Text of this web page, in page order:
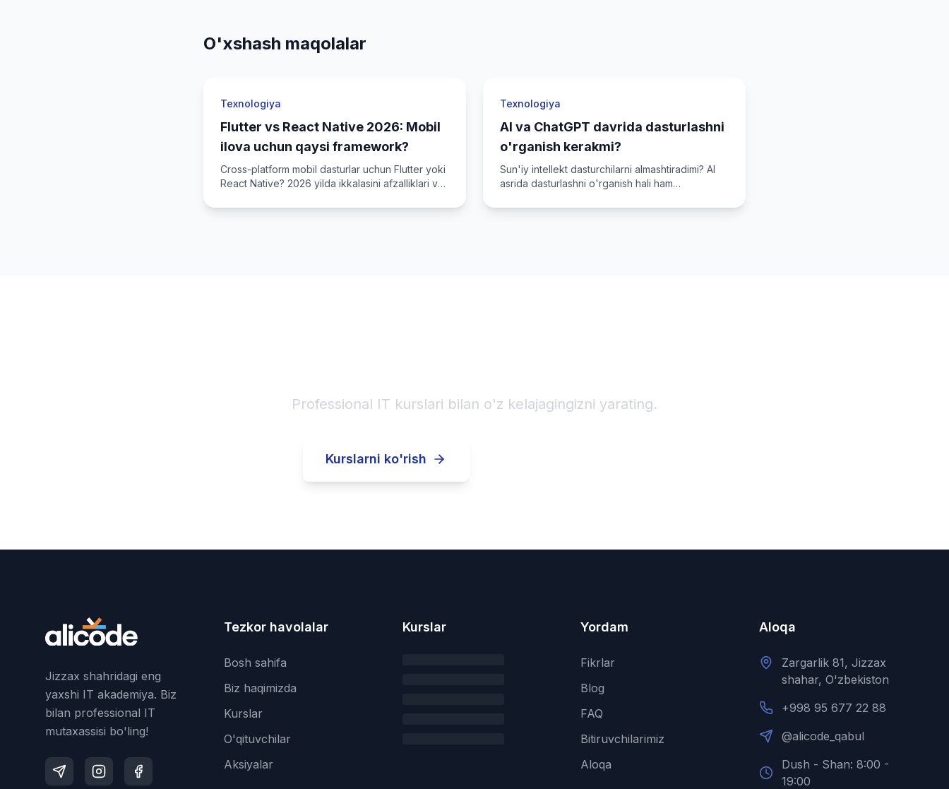
O'xshash maqolalar
Texnologiya
Flutter vs React Native 2026: Mobil
ilova uchun qaysi framework?
Cross-platform mobil dasturlar uchun Flutter yoki
React Native? 2026 yilda ikkalasini afzalliklari va
Texnologiya
AI va ChatGPT davrida dasturlashni
o'rganish kerakmi?
Sun'iy intellekt dasturchilarni almashtiradimi? AI
asrida dasturlashni o'rganish hali ham
Professional IT kurslari bilan o'z kelajagingizni yarating.
Kurslarni ko'rish
Jizzax shahridagi eng
yaxshi IT akademiya. Biz
bilan professional IT
mutaxassisi bo'ling!
Tezkor havolalar
Bosh sahifa
Biz haqimizda
Kurslar
O'qituvchilar
Aksiyalar
Kurslar Yordam
Fikrlar
Blog
FAQ
Bitiruvchilarimiz
Aloqa
Aloqa
Zargarlik 81, Jizzax
shahar, O'zbekiston
+998 95 677 22 88
@alicode_qabul
Dush - Shan: 8:00 -
19:00